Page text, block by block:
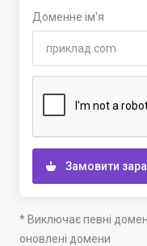
Доменне ім'я
Замовити
* Виключає певні
оновлені домени